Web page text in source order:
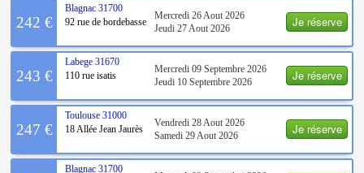
Je réserve
242 €
Blagnac 31700
92 rue de bordebasse
Mercredi 26 Aout 2026
Jeudi 27 Aout 2026
Je réserve
243 €
Labege 31670
110 rue isatis
Mercredi 09 Septembre 2026
Jeudi 10 Septembre 2026
Je réserve
247 €
Toulouse 31000
18 Allée Jean Jaurès
Vendredi 28 Aout 2026
Samedi 29 Aout 2026
Blagnac 31700